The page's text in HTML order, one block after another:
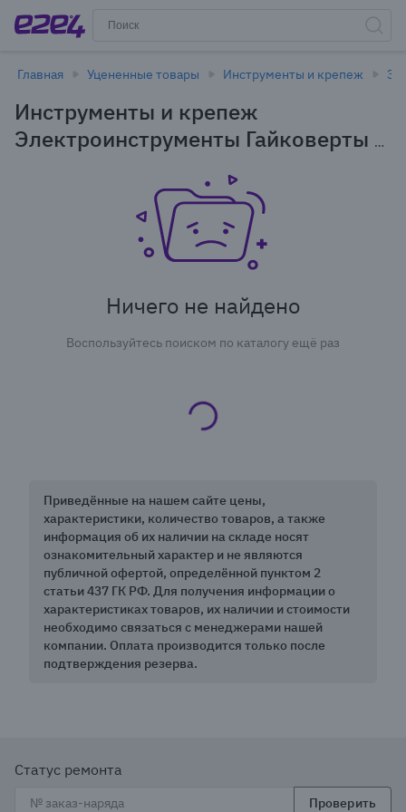
Главная Уцененные товары Инструменты и крепеж
Инструменты и крепеж
Электроинструменты Гайковерты в
Ничего не найдено
Воспользуйтесь поиском по каталогу ещё раз
Приведённые на нашем сайте цены,
характеристики, количество товаров, а также
информация об их наличии на складе носят
ознакомительный характер и не являются
публичной офертой, определённой пунктом 2
статьи 437 ГК РФ. Для получения информации о
характеристиках товаров, их наличии и стоимости
необходимо связаться с менеджерами нашей
компании. Оплата производится только после
подтверждения резерва.
Статус ремонта
Проверить